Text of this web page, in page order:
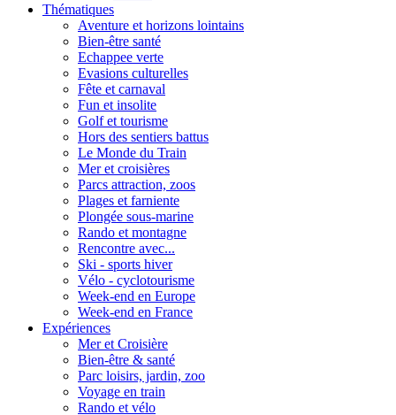
Thématiques
Aventure et horizons lointains
Bien-être santé
Echappee verte
Evasions culturelles
Fête et carnaval
Fun et insolite
Golf et tourisme
Hors des sentiers battus
Le Monde du Train
Mer et croisières
Parcs attraction, zoos
Plages et farniente
Plongée sous-marine
Rando et montagne
Rencontre avec...
Ski - sports hiver
Vélo - cyclotourisme
Week-end en Europe
Week-end en France
Expériences
Mer et Croisière
Bien-être & santé
Parc loisirs, jardin, zoo
Voyage en train
Rando et vélo